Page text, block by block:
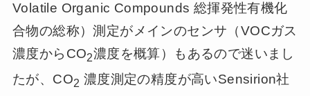
Volatile Organic Compounds 総揮発性有機化
合物の総称）測定がメインのセンサ（VOCガス
濃度からCO2濃度を概算）もあるので迷いまし
たが、CO2 濃度測定の精度が高いSensirion社